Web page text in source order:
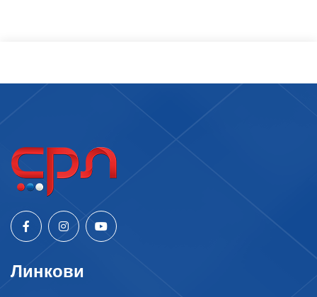
Линкови